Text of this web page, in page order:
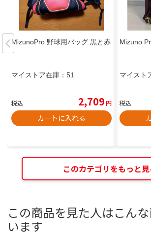
MizunoPro 野球用バッグ 黒と赤
マイストア在庫： 51
税込 2,709円
カートに入れる
Mizuno
マイスト
税込
このカテゴリをもっと見
この商品を見た人はこん
います